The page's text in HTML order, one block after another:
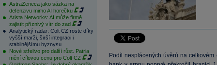
AstraZeneca jako sázka na
defenzivu mimo AI horečku
Arista Networks: AI může firmě
zajistit příznivý vítr do zad
Analytický radar: Colt CZ roste díky
vyšší marži, širší integraci i
stabilnějšímu byznysu
Nové střelivo pro další růst. Patria
mění cílovou cenu pro Colt CZ
Podíl nesplácených úvěrů na